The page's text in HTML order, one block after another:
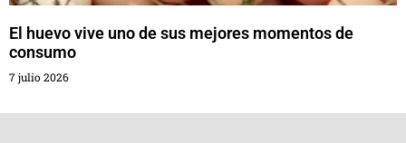
El huevo vive uno de sus mejores momentos de
consumo
7 julio 2026